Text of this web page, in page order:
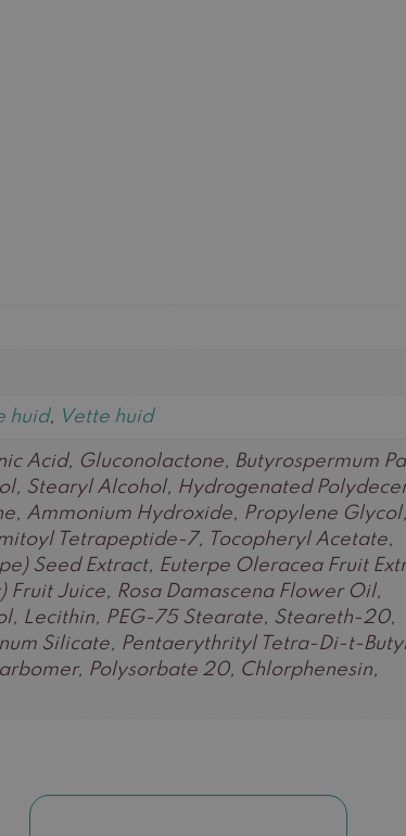
huid, Vette huid
Acid, Gluconolactone, Butyrospermum
Stearyl Alcohol, Hydrogenated
Ammonium Hydroxide, Propylene Glycol,
Tetrapeptide-7, Tocopheryl Acetate,
Seed Extract, Euterpe Oleracea Fruit
Juice, Rosa Damascena Flower Oil,
Lecithin, PEG-75 Stearate, Steareth-20,
Silicate, Pentaerythrityl Tetra-Di-t-
Polysorbate 20, Chlorphenesin,